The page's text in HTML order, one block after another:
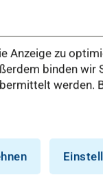
Abhängigkeit der
Anzeige zu
binden wir
werden.